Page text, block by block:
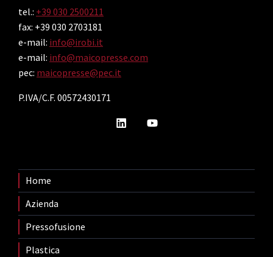
tel.: +39 030 2500211
fax: +39 030 2703181
e-mail: info@irobi.it
e-mail: info@maicopresse.com
pec: maicopresse@pec.it
P.IVA/C.F. 00572430171
Home
Azienda
Pressofusione
Plastica